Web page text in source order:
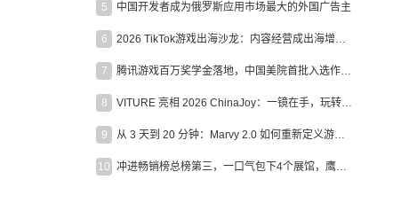
5 中国开发者成为俄罗斯应用市场最大的外国广告主
6 2026 TikTok游戏出海沙龙：内容经营成出海增长新引擎
7 腾讯游戏百万奖学金落地，中国美院首批入选作品获业内关注
8 VITURE 亮相 2026 ChinaJoy：一镜在手，玩转全场！
9 从 3 天到 20 分钟：Marvy 2.0 如何重新定义游戏出海营销效率？
10 冲进畅销榜总榜第三，一口气包下4个展馆，鹰角把嘉年华做爆了